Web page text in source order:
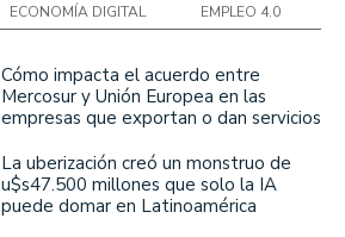
ECONOMÍA DIGITAL EMPLEO 4.0
Cómo impacta el acuerdo entre
Mercosur y Unión Europea en las
empresas que exportan o dan servicios
La uberización creó un monstruo de
u$s47.500 millones que solo la IA
puede domar en Latinoamérica